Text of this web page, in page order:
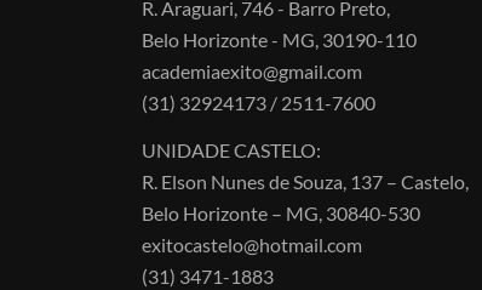
R. Araguari, 746 - Barro Preto,
Belo Horizonte - MG, 30190-110
academiaexito@gmail.com
(31) 32924173 / 2511-7600
UNIDADE CASTELO:
R. Elson Nunes de Souza, 137 – Castelo,
Belo Horizonte – MG, 30840-530
exitocastelo@hotmail.com
(31) 3471-1883